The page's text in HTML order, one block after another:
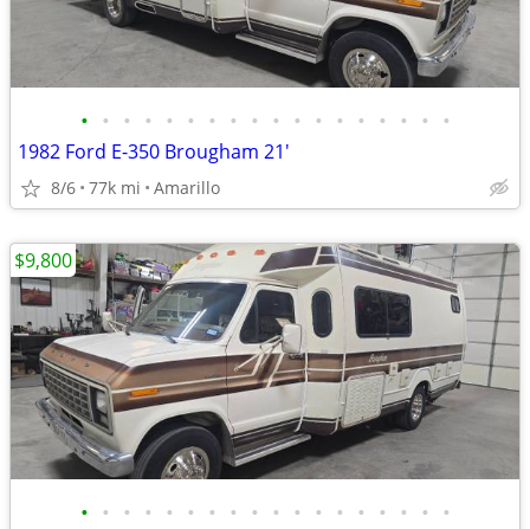
• • • • • • • • • • • • • • • • • •
1982 Ford E-350 Brougham 21'
8/6 77k mi Amarillo
• • • • • • • • • • • • • • • • • •
$9,800